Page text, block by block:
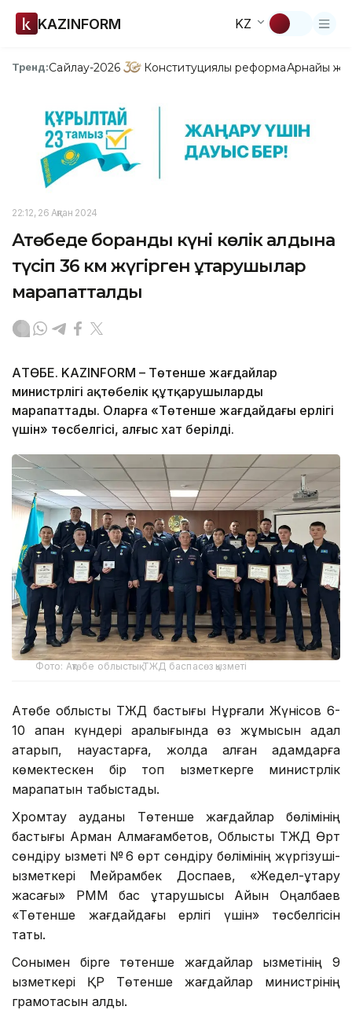
KAZINFORM KZ
Тренд:Сайлау-2026 Конституциялық реформаАрнайы
22:12, 26 Ақпан 2024
Ақтөбеде боранды күні көлік алдына
түсіп 36 км жүгірген құтқарушылар
марапатталды
АҚТӨБЕ. KAZINFORM – Төтенше жағдайлар
министрлігі ақтөбелік құтқарушыларды
марапаттады. Оларға «Төтенше жағдайдағы ерлігі
үшін» төсбелгісі, алғыс хат берілді.
Фото: Ақтөбе облыстық ТЖД баспасөз қызметі
Ақтөбе облыстық ТЖД бастығы Нұрғали Жүнісов 6-
10 ақпан күндері аралығында өз жұмысын адал
атқарып, науқастарға, жолда қалған адамдарға
көмектескен бір топ қызметкерге министрлік
марапатын табыстады.
Хромтау ауданы Төтенше жағдайлар бөлімінің
бастығы Арман Алмағамбетов, Облыстық ТЖД Өрт
сөндіру қызметі № 6 өрт сөндіру бөлімінің жүргізуші-
қызметкері Мейрамбек Доспаев, «Жедел-құтқару
жасағы» РММ бас құтқарушысы Айқын Оңалбаев
«Төтенше жағдайдағы ерлігі үшін» төсбелгісін
тақты.
Сонымен бірге төтенше жағдайлар қызметінің 9
қызметкері ҚР Төтенше жағдайлар министрінің
грамотасын алды.